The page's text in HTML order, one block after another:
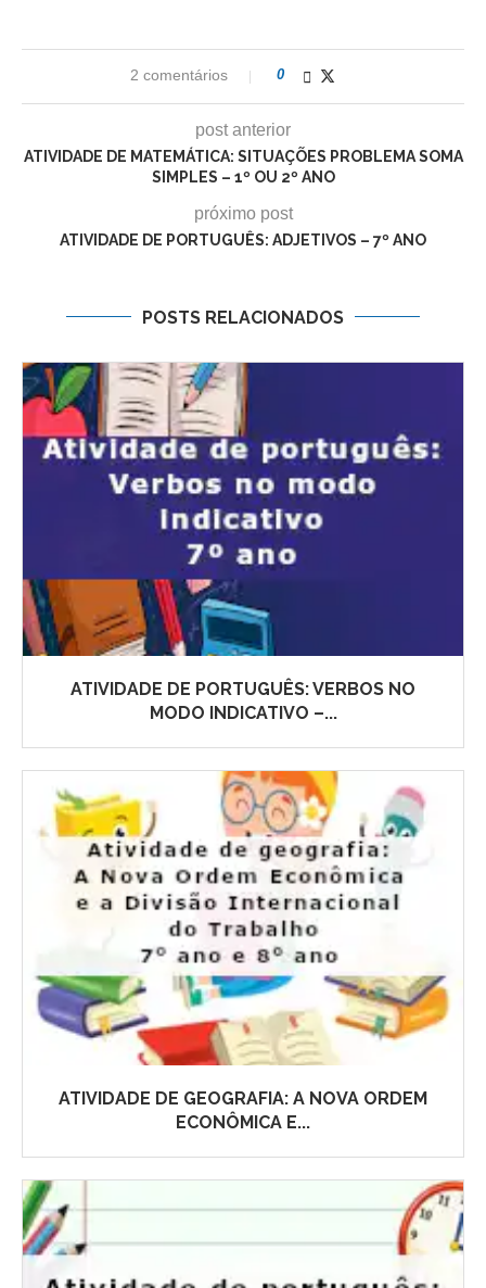
2 comentários 0
post anterior
ATIVIDADE DE MATEMÁTICA: SITUAÇÕES PROBLEMA SOMA
SIMPLES – 1º OU 2º ANO
próximo post
ATIVIDADE DE PORTUGUÊS: ADJETIVOS – 7º ANO
POSTS RELACIONADOS
ATIVIDADE DE PORTUGUÊS: VERBOS NO
MODO INDICATIVO –...
ATIVIDADE DE GEOGRAFIA: A NOVA ORDEM
ECONÔMICA E...